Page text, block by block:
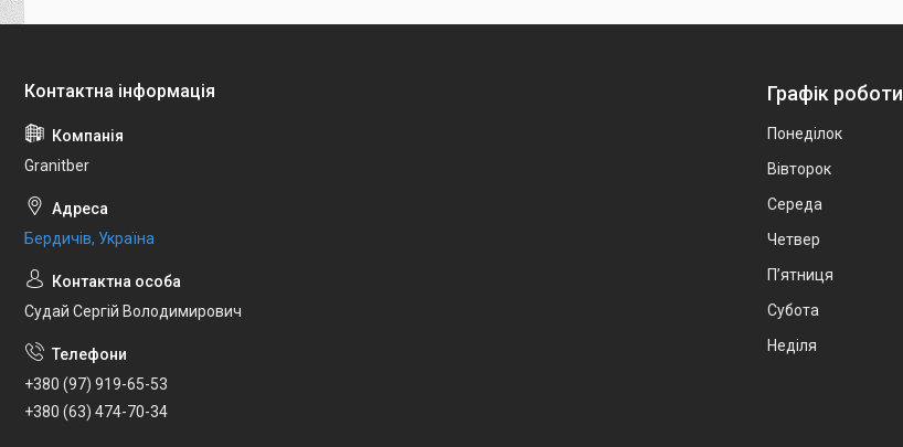
Granitber
Бердичів, Україна
Судай Сергій Володимирович
+380 (97) 919-65-53
+380 (63) 474-70-34
Графік роботи
Понеділок
Вівторок
Середа
Четвер
Пʼятниця
Субота
Неділя